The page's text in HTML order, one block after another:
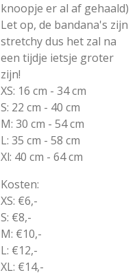
knoopje er al af gehaald)
Let op, de bandana's zijn
stretchy dus het zal na
een tijdje ietsje groter
zijn!
XS: 16 cm - 34 cm
S: 22 cm - 40 cm
M: 30 cm - 54 cm
L: 35 cm - 58 cm
Xl: 40 cm - 64 cm
Kosten:
XS: €6,-
S: €8,-
M: €10,-
L: €12,-
XL: €14,-